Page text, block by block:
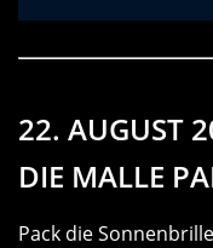
22. AUGUST
DIE MALLE
Pack die